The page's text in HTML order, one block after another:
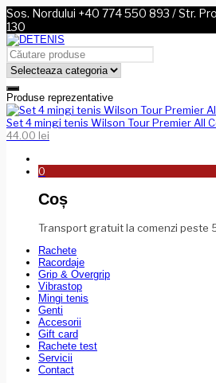
Sos. Nordului +40 774 550 893 / Str.
130
Produse reprezentative
Set 4 mingi tenis Wilson Tour Premier All
44.00 lei
0
Coș
Transport gratuit la comenzi peste
Rachete
Racordaje
Grip & Overgrip
Vibrastop
Mingi tenis
Genti
Accesorii
Gift card
Rachete test
Servicii
Contact